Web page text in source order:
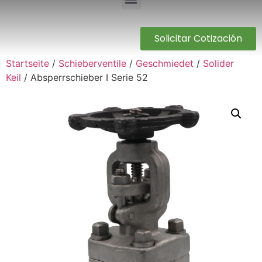
Solicitar Cotización
Startseite / Schieberventile / Geschmiedet / Solider
Keil / Absperrschieber I Serie 52